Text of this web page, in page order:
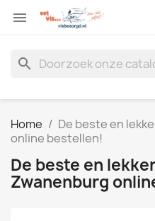

search
Home
De beste en
online bestellen!
De beste en
Zwanenburg